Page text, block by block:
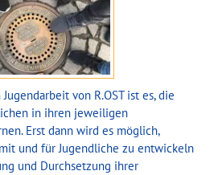
von R.OST ist es, die
in ihren jeweiligen
Erst dann wird es möglich,
mit und für Jugendliche zu entwickeln
und Durchsetzung ihrer